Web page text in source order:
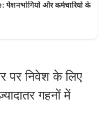
और कर्मचारियों के
पर निवेश के लिए
गहनों में